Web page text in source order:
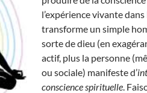
l’expérience vivante
transforme un simple
sorte de dieu (en
actif, plus la personne
ou sociale) manifeste d’
conscience spirituelle.